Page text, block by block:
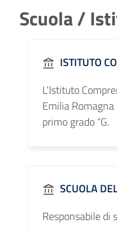
Scuola /
ISTITUTO
L’Istituto
Emilia
primo grado “G.
SCUOLA
Responsabile di